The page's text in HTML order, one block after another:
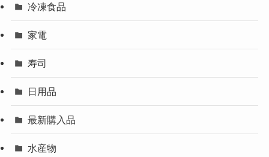
冷凍食品
家電
寿司
日用品
最新購入品
水産物